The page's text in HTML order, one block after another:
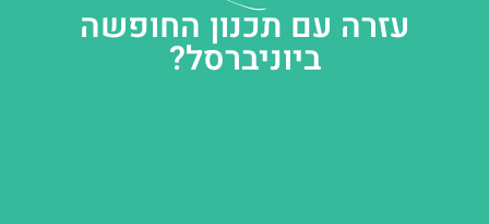
עזרה עם תכנון החופשה
ביוניברסל?